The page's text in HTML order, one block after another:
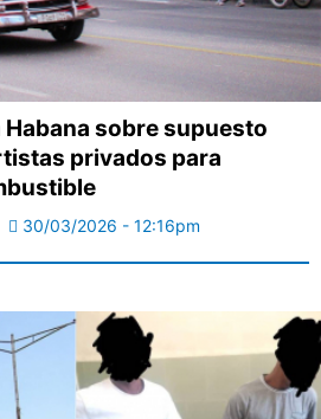
sobre supuesto
privados para
30/03/2026 - 12:16pm